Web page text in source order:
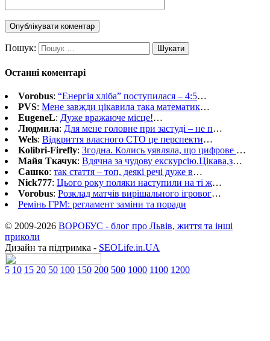
Пошук:
Останні коментарі
Vorobus: “Енергія хліба” поступилася – 4:5…
PVS: Мене завжди цікавила така математик…
EugeneL: Дуже вражаюче місце!…
Людмила: Для мене головне при застуді – не п…
Wels: Відкриття власного СТО це перспекти…
Kolibri-Firefly: Згодна. Колись уявляла, що цифрове …
Майя Ткачук: Вдячна за чудову екскурсію.Цікава,з…
Сашко: так стаття – топ, деякі речі дуже в…
Nick777: Цього року поляки наступили на ті ж…
Vorobus: Розклад матчів вирішального ігровог…
Ремінь ГРМ: регламент заміни та поради
© 2009-2026 ВОРОБУС - блог про Львів, життя та інші
приколи
Дизайн та підтримка - SEOLife.in.UA
5 10 15 20 50 100 150 200 500 1000 1100 1200